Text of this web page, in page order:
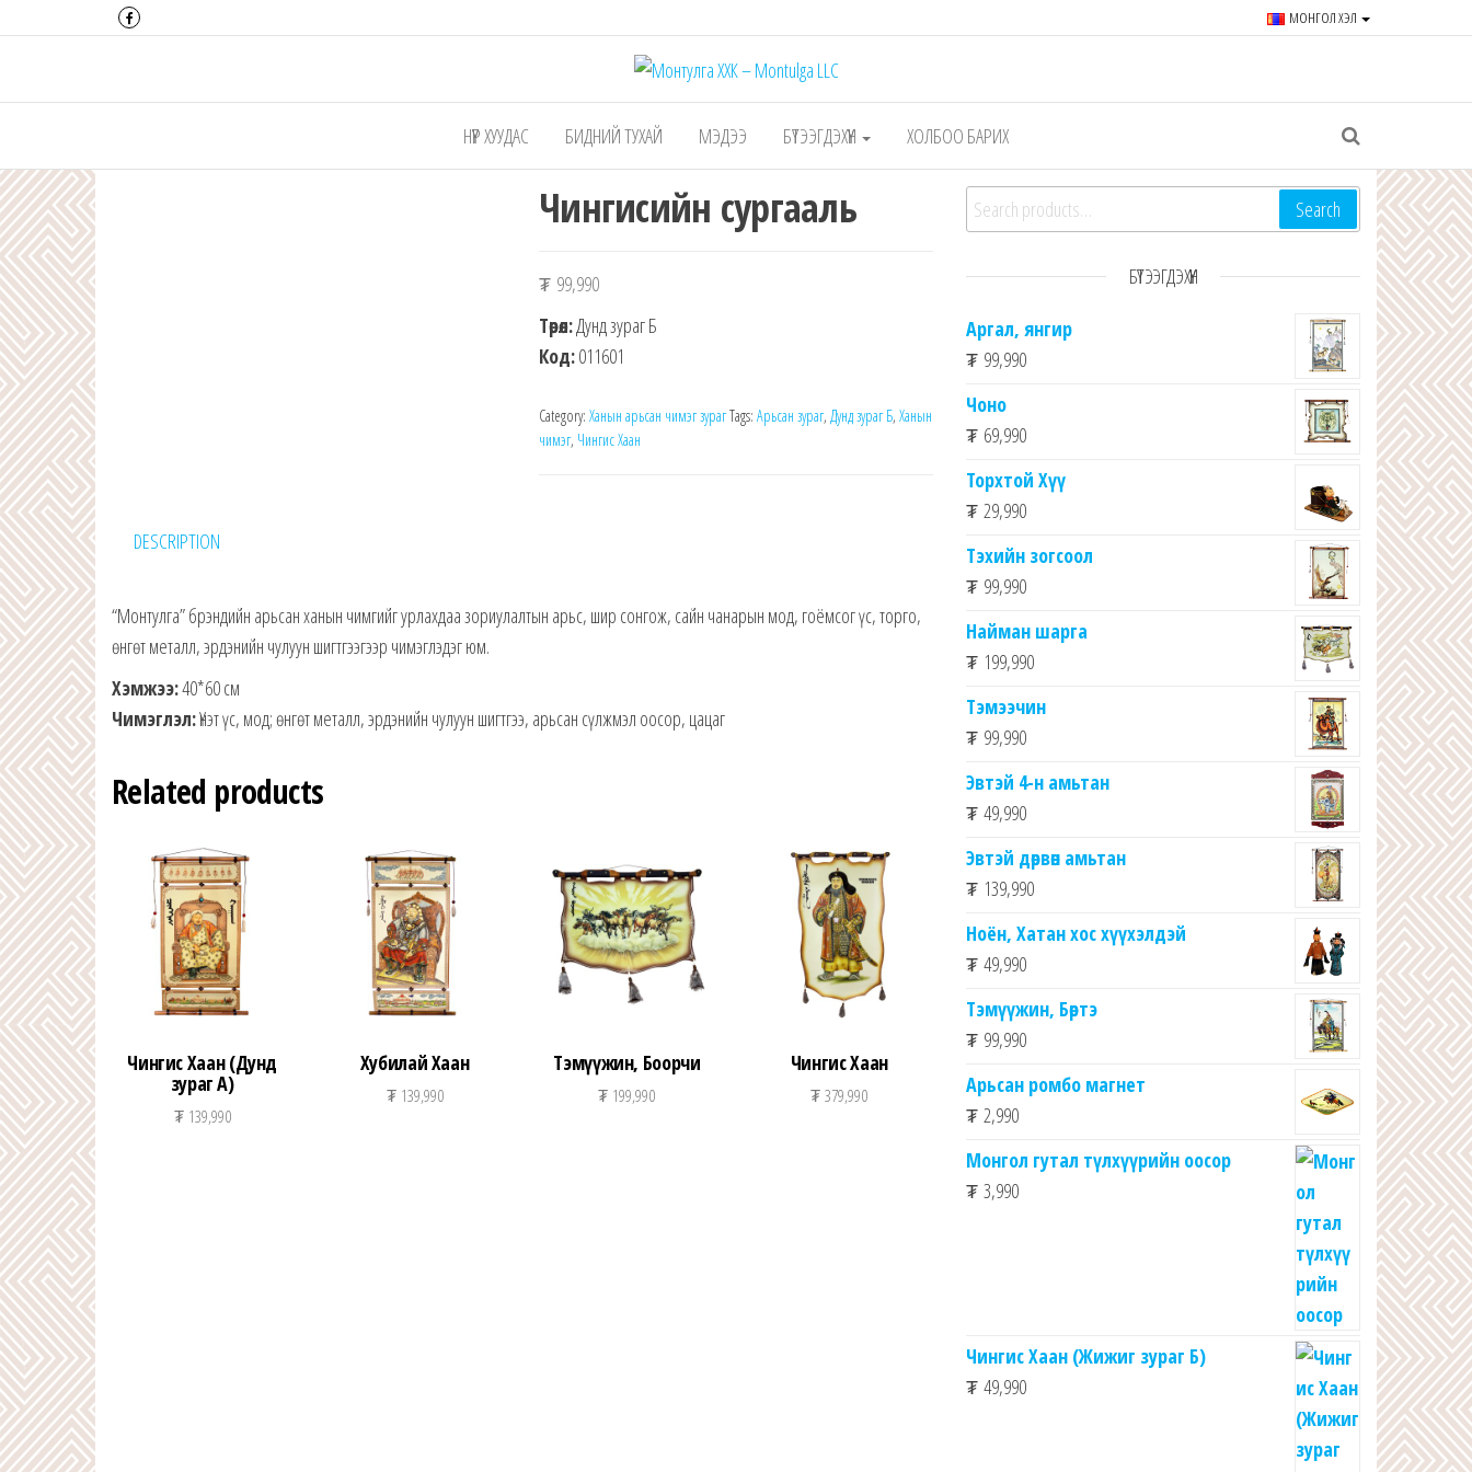
МОНГОЛ ХЭЛ
Монтулга ХХК – Montulga LLC
Mongolian leading manufacturer of leather souvenirs and goods since
НҮҮР ХУУДАС БИДНИЙ ТУХАЙ МЭДЭЭ БҮТЭЭГДЭХҮҮН ХОЛБОО БАРИХ
Чингисийн сургааль
₮ 99,990
Төрөл:Дунд зураг Б
Код:011601
Category: Ханын арьсан чимэг зурагTags: Арьсан зураг, Дунд зураг Б, Ханын
чимэг, Чингис Хаан
DESCRIPTION
“Монтулга” брэндийн арьсан ханын чимгийг урлахдаа зориулалтын арьс, шир сонгож, сайн чанарын мод, гоёмсог үс, торго,
өнгөт металл, эрдэнийн чулуун шигтгээгээр чимэглэдэг юм.
Хэмжээ:40*60 см
Чимэглэл:Үнэт үс, мод; өнгөт металл, эрдэнийн чулуун шигтгээ, арьсан сүлжмэл оосор, цацаг
Related products
Чингис Хаан (Дунд
зураг А)
₮139,990
Хубилай Хаан
₮139,990
Тэмүүжин, Боорчи
₮ 199,990
Чингис Хаан
₮379,990
Search for: Search
БҮТЭЭГДЭХҮҮН
Аргал, янгир
₮ 99,990
Чоно
₮ 69,990
Торхтой Хүү
₮ 29,990
Тэхийн зогсоол
₮ 99,990
Найман шарга
₮ 199,990
Тэмээчин
₮ 99,990
Эвтэй 4-н амьтан
₮ 49,990
Эвтэй дөрвөн амьтан
₮ 139,990
Ноён, Хатан хос хүүхэлдэй
₮ 49,990
Тэмүүжин, Бөртэ
₮ 99,990
Арьсан ромбо магнет
₮ 2,990
Монгол гутал түлхүүрийн оосор
₮ 3,990
Чингис Хаан (Жижиг зураг Б)
₮ 49,990